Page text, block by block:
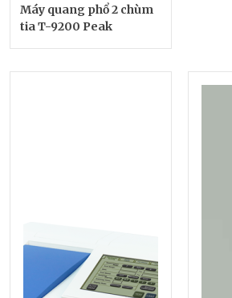
Máy quang phổ 2 chùm
tia T-9200 Peak